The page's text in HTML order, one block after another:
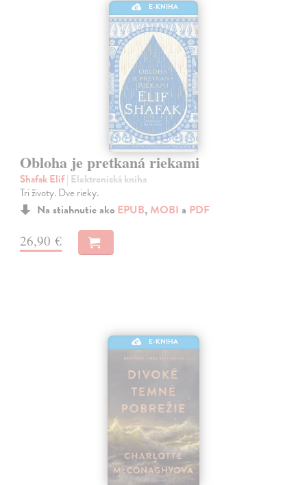
E-KNIHA
Obloha je pretkaná riekami
Shafak Elif| Elektronická kniha
Tri životy. Dve rieky.
Na stiahnutie ako EPUB, MOBI a PDF
26,90 €
E-KNIHA